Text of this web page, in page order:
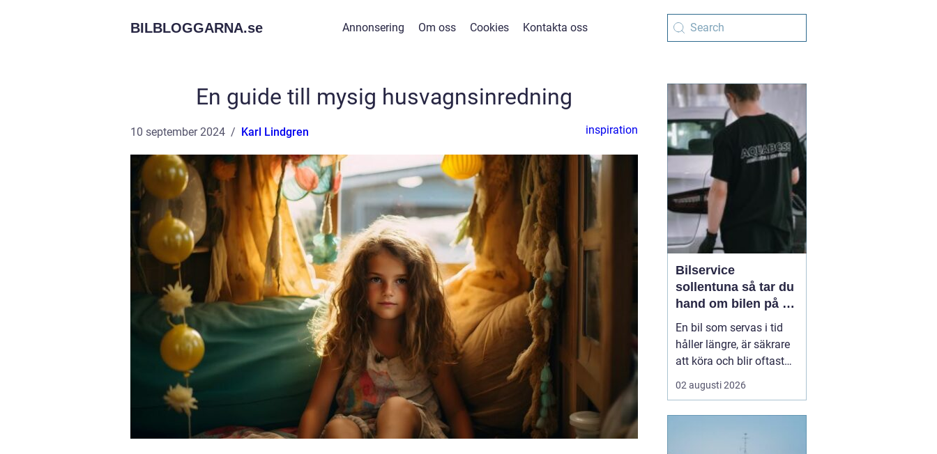
BILBLOGGARNA.se Annonsering Om oss Cookies Kontakta oss
En guide till mysig husvagnsinredning
10 september 2024 Karl Lindgren inspiration
Bilservice
sollentuna så tar du
hand om bilen på ett
smart sätt
En bil som servas i tid
håller längre, är säkrare
att köra och blir oftast
billigare i längden. För
den som kör mycket i
02 augusti 2026